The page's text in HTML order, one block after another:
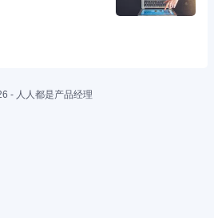
- 人人都是产品经理